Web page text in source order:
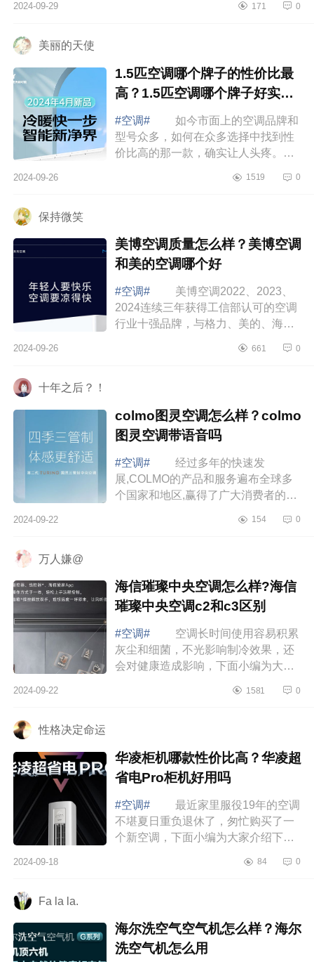
2024-09-29 171 0
美丽的天使
1.5匹空调哪个牌子的性价比最
高？1.5匹空调哪个牌子好实惠
又耐用
#空调#
如今市面上的空调品牌和
型号众多，如何在众多选择中找到性
价比高的那一款，确实让人头疼。不
方面各有千秋，下面小编为大家介绍
2024-09-26 1519 0
保持微笑
美博空调质量怎么样？美博空调
和美的空调哪个好
#空调#
美博空调2022、2023、
2024连续三年获得工信部认可的空调
行业十强品牌，与格力、美的、海
在同一舞台中央。下面小编为大家介
2024-09-26 661 0
十年之后？！
colmo图灵空调怎么样？colmo
图灵空调带语音吗
#空调#
经过多年的快速发
展,COLMO的产品和服务遍布全球多
个国家和地区,赢得了广大消费者的青
colmo图灵空调怎么样？colmo图灵空
2024-09-22 154 0
万人嫌@
海信璀璨中央空调怎么样?海信
璀璨中央空调c2和c3区别
#空调#
空调长时间使用容易积累
灰尘和细菌，不光影响制冷效果，还
会对健康造成影响，下面小编为大家
璀璨中央空调c2和c3区别 海信璀
2024-09-22 1581 0
性格决定命运
华凌柜机哪款性价比高？华凌超
省电Pro柜机好用吗
#空调#
最近家里服役19年的空调
不堪夏日重负退休了，匆忙购买了一
个新空调，下面小编为大家介绍下华
柜机好用吗 华凌柜机哪款性价比
2024-09-18 84 0
Fa la la.
海尔洗空气空气机怎么样？海尔
洗空气机怎么用